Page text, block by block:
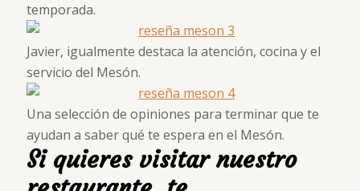
temporada.
Javier, igualmente destaca la atención, cocina y el
servicio del Mesón.
Una selección de opiniones para terminar que te
ayudan a saber qué te espera en el Mesón.
Si quieres visitar nuestro